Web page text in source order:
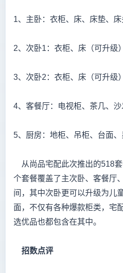
1、主卧：衣柜、床、床垫、床
2、次卧1：衣柜、床（可升级
3、次卧2：衣柜、床（可升级
4、客餐厅：电视柜、茶几、沙
5、厨房：地柜、吊柜、台面、
从尚品宅配此次推出的518
个套餐覆盖了主次卧、客餐厅
间，其中次卧更可以升级为儿
面，不仅有各种爆款柜类，宅
选优品也都包含在其中。
招数点评